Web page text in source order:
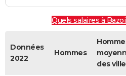
Quels salaires à
Données
2022
Hommes
des